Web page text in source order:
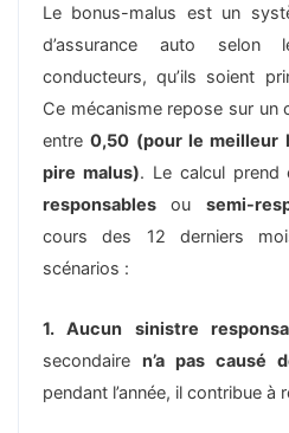
Le bonus-malus est un
d’assurance auto selon
conducteurs, qu’ils soient
Ce mécanisme repose sur un
entre0,50 (pour le meilleur
pire malus). Le calcul prend
responsables ou semi-
cours des 12 derniers
scénarios :
1. Aucun sinistre
secondaire n’a pas causé
pendant l’année, il contribue à